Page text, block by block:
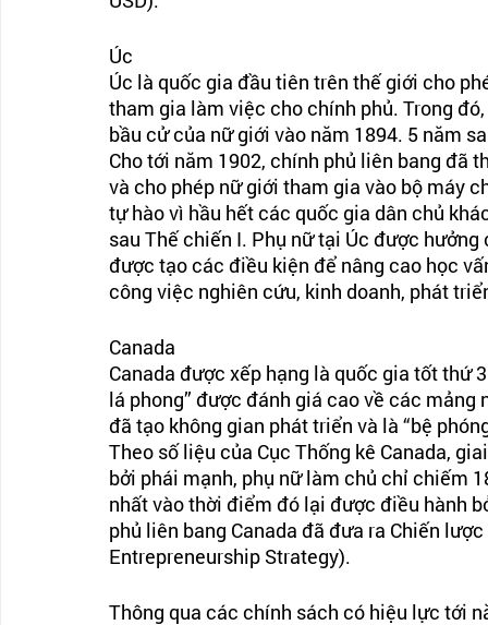
Úc
Úc là quốc gia đầu tiên trên thế giới cho
tham gia làm việc cho chính phủ. Trong
bầu cử của nữ giới vào năm 1894. 5 năm
Cho tới năm 1902, chính phủ liên bang đã
và cho phép nữ giới tham gia vào bộ máy
tự hào vì hầu hết các quốc gia dân chủ
sau Thế chiến I. Phụ nữ tại Úc được
được tạo các điều kiện để nâng cao học
công việc nghiên cứu, kinh doanh, phát
Canada
Canada được xếp hạng là quốc gia tốt thứ
lá phong” được đánh giá cao về các
đã tạo không gian phát triển và là “bệ
Theo số liệu của Cục Thống kê Canada,
bởi phái mạnh, phụ nữ làm chủ chỉ chiếm
nhất vào thời điểm đó lại được điều hành
phủ liên bang Canada đã đưa ra Chiến
Entrepreneurship Strategy).
Thông qua các chính sách có hiệu lực tới